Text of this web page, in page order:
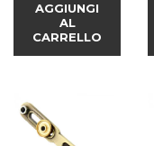
AGGIUNGI
AL
CARRELLO